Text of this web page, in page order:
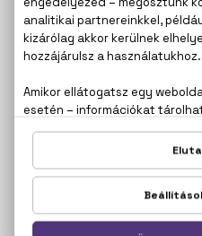
Sexy Chamallow
3.900 Ft